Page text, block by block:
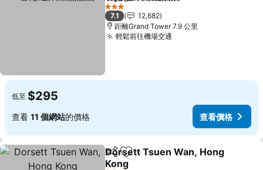
放到收藏夾
3 星級
7.1
12,682
距離Grand Tower 7.9 公里
輕鬆前往機場交通
低至 $295
查看 11 個網站的價格 查看價格
分享 放到收藏夾
Dorsett Tsuen Wan, Hong
Kong